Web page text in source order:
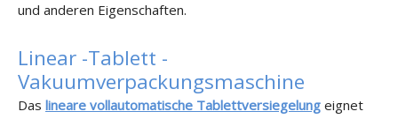
und anderen Eigenschaften.
Linear -Tablett -
Vakuumverpackungsmaschine
Das lineare vollautomatische Tablettversiegelung eignet